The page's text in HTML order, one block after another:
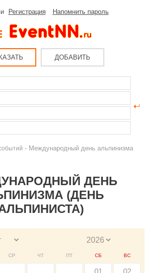
Регистрация Напомнить пароль
ДОБАВИТЬ
- Международный день альпинизма
ДЕНЬ
(ДЕНЬ
СР ЧТ ПТ СБ ВС
01 02